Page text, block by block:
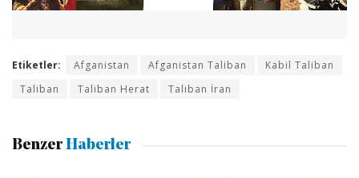
Etiketler: Afganistan Afganistan Taliban
Kabil Taliban
Taliban
Taliban Herat Taliban İran
Benzer Haberler